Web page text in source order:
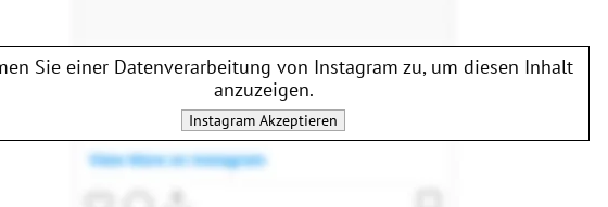
Sie einer Datenverarbeitung von Instagram zu, um diesen Inhalt
anzuzeigen.
Instagram Akzeptieren